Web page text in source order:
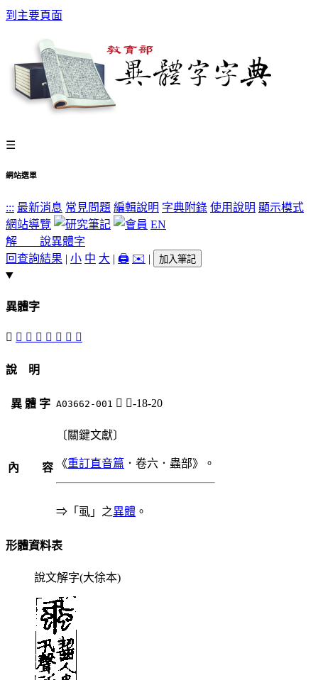
到主要頁面
☰
網站選單
::: 最新消息 常見問題 編輯說明 字典附錄 使用說明 顯示模式
網站導覽
EN
解 說異體字
回查詢結果 | 小 中 大 | 🖨️ ✉️ | 加入筆記
異體字
𠤋 虱 󵑽 𧋜 󵑺 𧒢 󵑼 󵑻
說 明
異 體 字 A03662-001 𠤋 勹-18-20
內 容
〔關鍵文獻〕
《重訂直音篇 ．卷六．蟲部》。
⇒「虱」之異體 。
形體資料表
說文解字(大徐本)